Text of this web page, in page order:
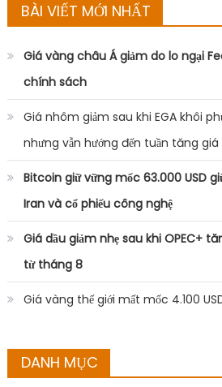
BÀI VIẾT MỚI NHẤT
Giá vàng châu Á giảm do lo ngại
chính sách
Giá nhôm giảm sau khi EGA khôi
nhưng vẫn hướng đến tuần tăng giá
Bitcoin giữ vững mốc 63.000 USD
Iran và cổ phiếu công nghệ
Giá dầu giảm nhẹ sau khi OPEC+
từ tháng 8
Giá vàng thế giới mất mốc 4.100
DANH MỤC